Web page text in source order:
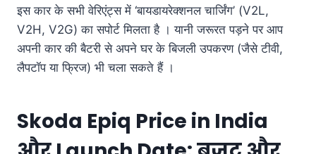
इस कार के सभी वेरिएंट्स में ‘बायडायरेक्शनल चार्जिंग’ (V2L,
V2H, V2G) का सपोर्ट मिलता है । यानी जरूरत पड़ने पर आप
अपनी कार की बैटरी से अपने घर के बिजली उपकरण (जैसे टीवी,
लैपटॉप या फ्रिज) भी चला सकते हैं ।
Skoda Epiq Price in India